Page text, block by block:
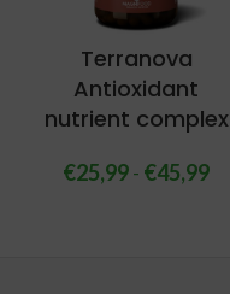
Terranova
Antioxidant
nutrient complex
€25,99- €45,99